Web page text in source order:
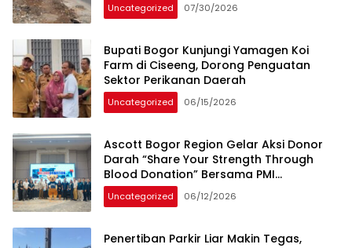
Uncategorized 07/30/2026
Bupati Bogor Kunjungi Yamagen Koi
Farm di Ciseeng, Dorong Penguatan
Sektor Perikanan Daerah
Uncategorized 06/15/2026
Ascott Bogor Region Gelar Aksi Donor
Darah “Share Your Strength Through
Blood Donation” Bersama PMI
Kabupaten Bogor
Uncategorized 06/12/2026
Penertiban Parkir Liar Makin Tegas,